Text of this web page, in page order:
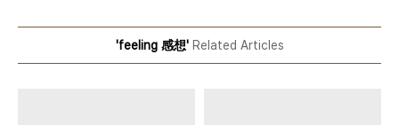
'feeling 感想'Related Articles